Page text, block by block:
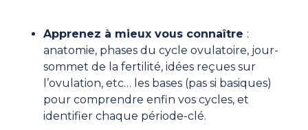
Apprenez à mieux vous connaître :
anatomie, phases du cycle ovulatoire, jour-
sommet de la fertilité, idées reçues sur
l’ovulation, etc… les bases (pas si basiques)
pour comprendre enfin vos cycles, et
identifier chaque période-clé.